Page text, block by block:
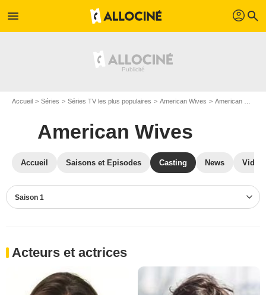
menu profil search
Accueil Séries Séries TV les plus populaires American Wives American Wives S01
American Wives
Accueil Saisons et Episodes Casting News
Saison 1
Acteurs et actrices